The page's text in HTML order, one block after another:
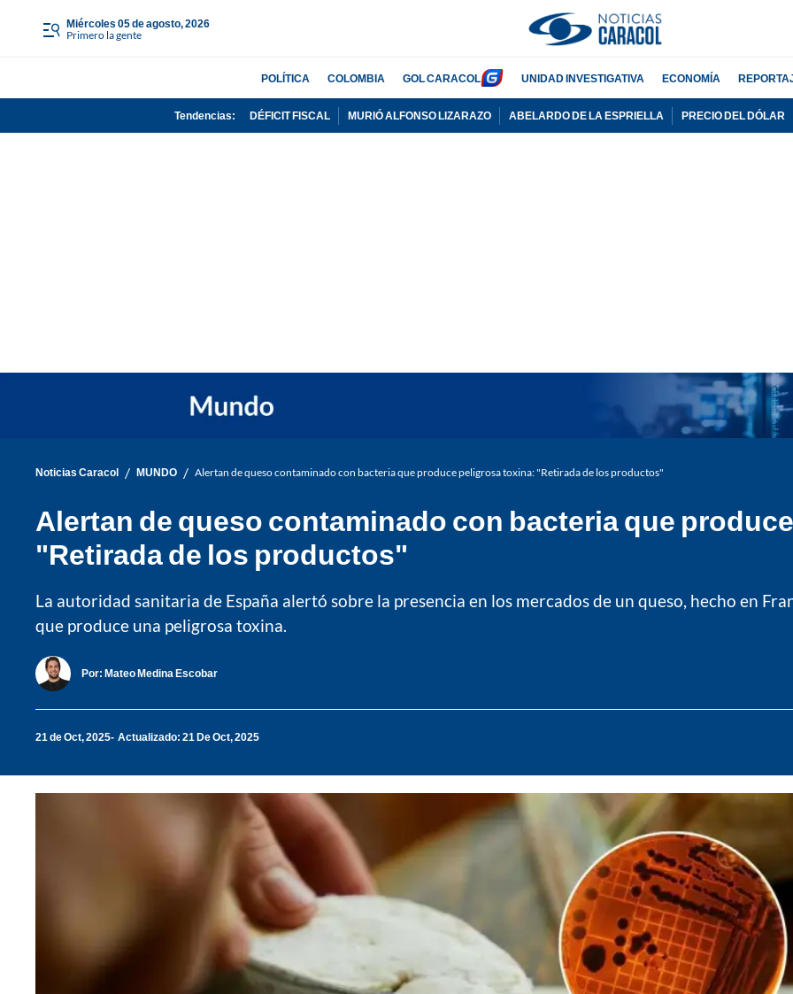
miércoles 05 de agosto, 2026
Primero la gente
POLÍTICA COLOMBIA GOL CARACOL UNIDAD INVESTIGATIVA ECONOMÍA
Tendencias: DÉFICIT FISCAL MURIÓ ALFONSO LIZARAZO ABELARDO DE LA ESPRIELLA PRECIO DEL DÓLAR
Noticias Caracol / MUNDO / Alertan de queso contaminado con bacteria que produce peligrosa toxina: "Retirada de los productos"
Alertan de queso contaminado con bacteria que
"Retirada de los productos"
La autoridad sanitaria de España alertó sobre la presencia en los mercados de un queso, hecho en
que produce una peligrosa toxina.
Por: Mateo Medina Escobar
21 de Oct, 2025 Actualizado: 21 De Oct, 2025